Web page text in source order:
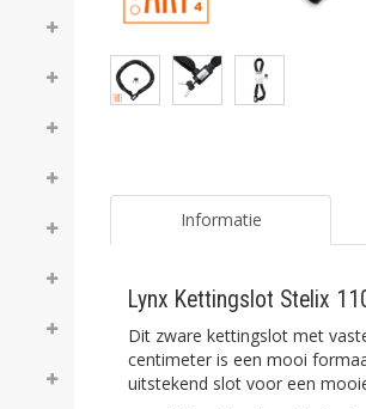
Informatie
Lynx Kettingslot Stelix
Dit zware kettingslot met
centimeter is een mooi
uitstekend slot voor een